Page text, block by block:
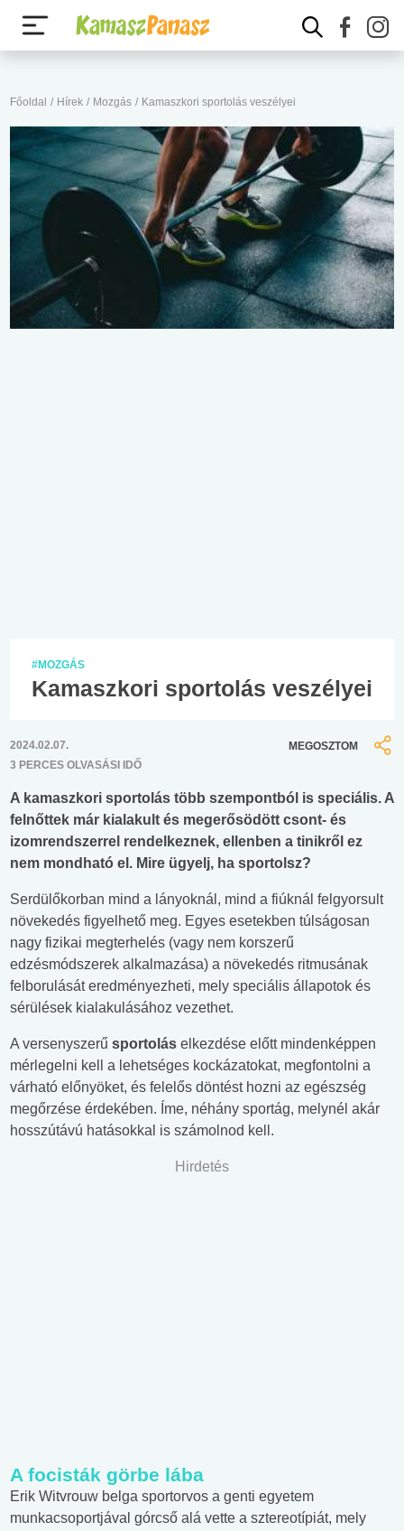
Főoldal / Hírek / Mozgás / Kamaszkori sportolás veszélyei
#MOZGÁS
Kamaszkori sportolás veszélyei
2024.02.07.
3 PERCES OLVASÁSI IDŐ
MEGOSZTOM
A kamaszkori sportolás több szempontból is speciális. A
felnőttek már kialakult és megerősödött csont- és
izomrendszerrel rendelkeznek, ellenben a tinikről ez
nem mondható el. Mire ügyelj, ha sportolsz?
Serdülőkorban mind a lányoknál, mind a fiúknál felgyorsult
növekedés figyelhető meg. Egyes esetekben túlságosan
nagy fizikai megterhelés (vagy nem korszerű
edzésmódszerek alkalmazása) a növekedés ritmusának
felborulását eredményezheti, mely speciális állapotok és
sérülések kialakulásához vezethet.
A versenyszerű sportolás elkezdése előtt mindenképpen
mérlegelni kell a lehetséges kockázatokat, megfontolni a
várható előnyöket, és felelős döntést hozni az egészség
megőrzése érdekében. Íme, néhány sportág, melynél akár
hosszútávú hatásokkal is számolnod kell.
Hirdetés
A focisták görbe lába
Erik Witvrouw belga sportorvos a genti egyetem
munkacsoportjával górcső alá vette a sztereotípiát, mely